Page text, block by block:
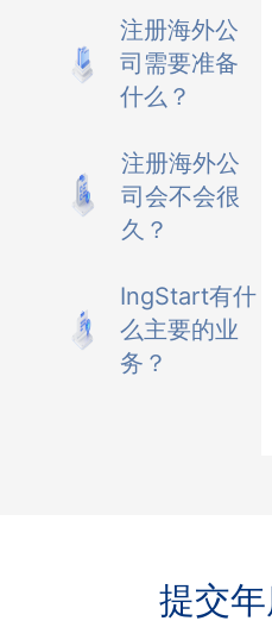
注册海外公
司需要准备
什么？
注册海外公
司会不会很
久？
IngStart有什
么主要的业
务？
提交